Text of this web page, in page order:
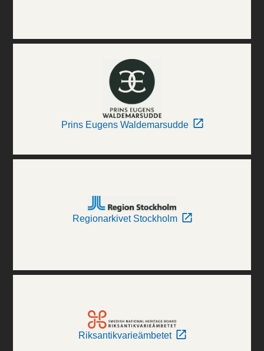
Prins Eugens Waldemarsudde
Regionarkivet Stockholm
Riksantikvarieämbetet